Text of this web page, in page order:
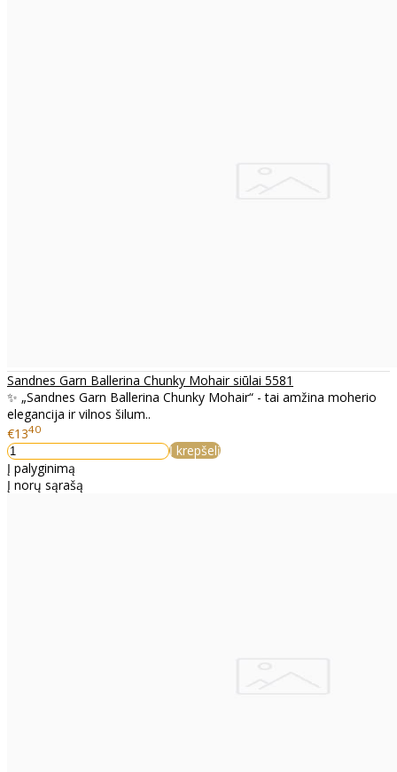
Sandnes Garn Ballerina Chunky Mohair siūlai 5581
✨ „Sandnes Garn Ballerina Chunky Mohair“ - tai amžina moherio
elegancija ir vilnos šilum..
€1340
Į krepšelį
Į palyginimą
Į norų sąrašą